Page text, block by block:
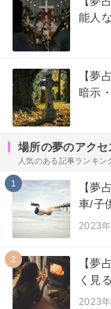
能人
【夢
暗示
場所の夢のアク
人気のある記事ランキン
1
【夢
車/子
2023
2
【夢
く見
2023